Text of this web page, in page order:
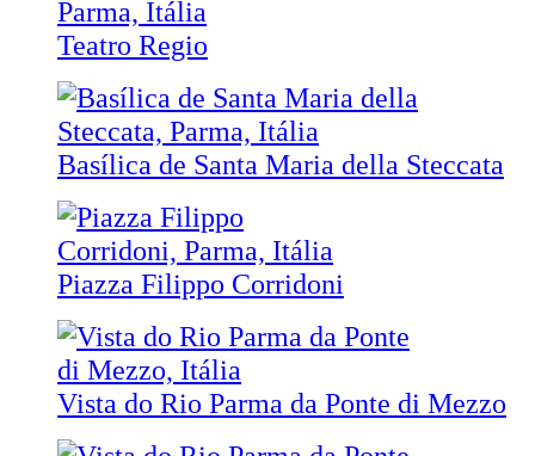
Teatro Regio
Basílica de Santa Maria della Steccata
Piazza Filippo Corridoni
Vista do Rio Parma da Ponte di Mezzo